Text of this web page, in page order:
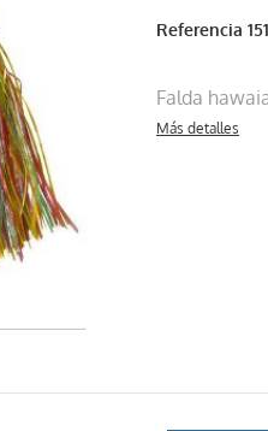
Referencia
Falda
Más detalles